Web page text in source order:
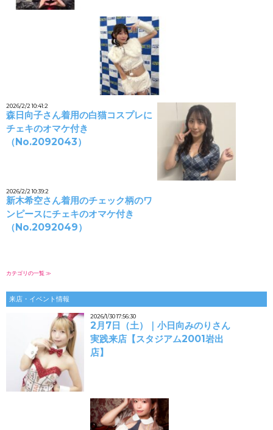
2026/2/2 10:41:2
森日向子さん着用の白猫コスプレに
チェキのオマケ付き
（No.2092043）
2026/2/2 10:39:2
新木希空さん着用のチェック柄のワ
ンピースにチェキのオマケ付き
（No.2092049）
カテゴリの一覧 ≫
来店・イベント情報
2026/1/30 17:56:30
2月7日（土）｜小日向みのりさん
実践来店【スタジアム2001岩出
店】